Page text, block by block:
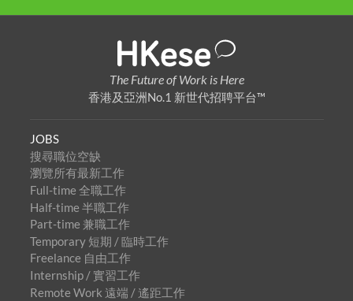
The Future of Work is Here
香港及亞洲No.1 新世代招聘平台™
JOBS
搜尋職位空缺
瀏覽所有最新工作
Full-time 全職工作
Half-time 半職工作
Part-time 兼職工作
Temporary 短期 / 臨時工作
Freelance 自由工作
Internship / 實習工作
Remote Work 遠端 / 遙距工作